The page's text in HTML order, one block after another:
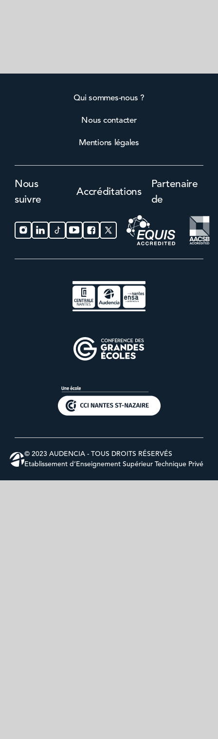
Qui sommes-nous ?
Nous contacter
Mentions légales
Nous
suivre
Accréditations
Partenaire
de
© 2023 AUDENCIA - TOUS DROITS RÉSERVÉS
Etablissement d’Enseignement Supérieur Technique Privé